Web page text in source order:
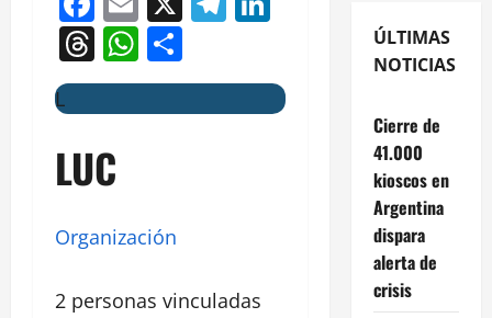
Threads
WhatsApp
L
LUC
Organización
2 personas vinculadas
ÚLTIMAS
NOTICIAS
Cierre de
41.000
kioscos en
Argentina
dispara
alerta de
crisis